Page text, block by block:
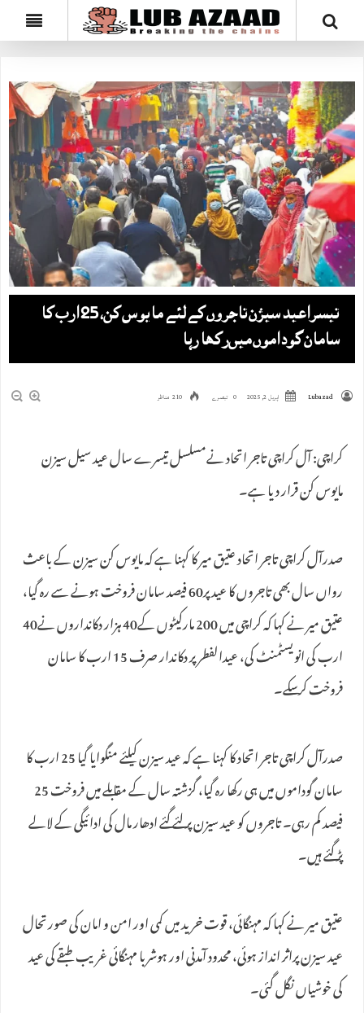
تیسراعید سیزن تاجروں کےلئے مایوس کن، 25 ارب کا
سامان گوداموں میں‌رکھا رہا
Lubazad اپریل 2, 2025 0 تبصرے 210 مناظر
کراچی: آل کراچی تاجر اتحاد نےمسلسل تیسرے سال عید سیل سیزن
مایوس کن قرار دیا ہے۔
صدرآل کراچی تاجر اتحاد عتیق میر کا کہنا ہے کہ مایوس کن سیزن کے باعث
رواں سال بھی تاجروں کا عید پر60 فیصد سامان فروخت ہونے سے رہ گیا،
عتیق میر نے کہا کہ کراچی میں 200 مارکیٹوں کے40 ہزار دکانداروں نے40
ارب کی انویسٹمنٹ کی، عیدالفطر پر دکاندار صرف 15 ارب کا سامان
فروخت کرسکے۔
صدرآل کراچی تاجر اتحاد کا کہنا ہے کہ عید سیزن کیلئے منگوایا گیا 25 ارب کا
سامان گوداموں میں ہی رکھا رہ گیا، گزشتہ سال کے مقابلے میں فروخت 25
فیصد کم رہی۔ تاجروں کو عید سیزن پر لئے گئے ادھار مال کی ادائیگی کے لالے
پڑ گئے ہیں۔
عتیق میر نے کہا کہ مہنگائی، قوت خرید میں کمی اور امن و امان کی صورتحال
عید سیزن پراثر انداز ہوئی، محدود آمدنی اور ہوشربا مہنگائی غریب طبقے کی عید
کی خوشیاں نگل گئی۔